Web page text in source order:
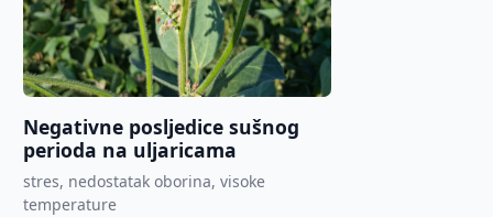
Negativne posljedice sušnog
perioda na uljaricama
stres, nedostatak oborina, visoke
temperature